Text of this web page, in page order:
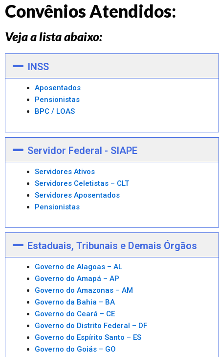
Convênios Atendidos:
Veja a lista abaixo:
INSS
Aposentados
Pensionistas
BPC / LOAS
Servidor Federal - SIAPE
Servidores Ativos
Servidores Celetistas – CLT
Servidores Aposentados
Pensionistas
Estaduais, Tribunais e Demais Órgãos
Governo de Alagoas – AL
Governo do Amapá – AP
Governo do Amazonas – AM
Governo da Bahia – BA
Governo do Ceará – CE
Governo do Distrito Federal – DF
Governo do Espírito Santo – ES
Governo do Goiás – GO